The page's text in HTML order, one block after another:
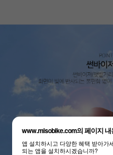
www.misobike.com의 페이지 내
앱 설치하시고 다양한 혜택 받아가
되는 앱을 설치하시겠습니까?